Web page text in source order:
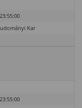
Kar